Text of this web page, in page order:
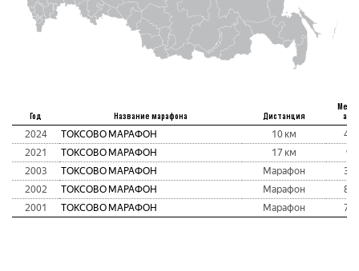
Год Название марафона Дистанция
абс
2024 ТОКСОВО МАРАФОН 10 км
42
2021
ТОКСОВО МАРАФОН 17 км
9
2003
ТОКСОВО МАРАФОН Марафон
34
2002
ТОКСОВО МАРАФОН Марафон
82
2001
ТОКСОВО МАРАФОН Марафон 78